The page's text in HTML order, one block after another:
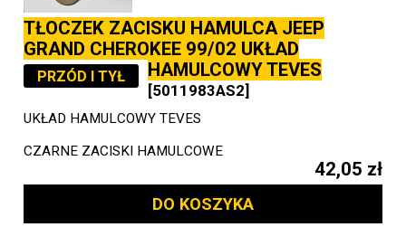
TŁOCZEK ZACISKU HAMULCA JEEP
GRAND CHEROKEE 99/02 UKŁAD
HAMULCOWY TEVES
PRZÓD I TYŁ
[5011983AS2]
UKŁAD HAMULCOWY TEVES
CZARNE ZACISKI HAMULCOWE
42,05 zł
DO KOSZYKA